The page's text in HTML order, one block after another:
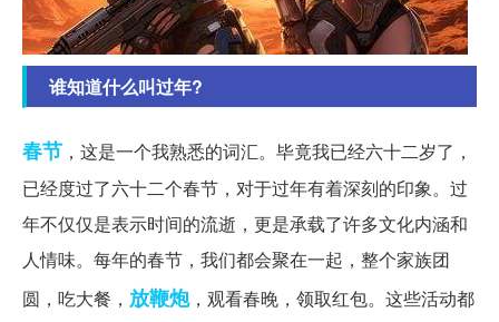
谁知道什么叫过年?
春节 ，这是一个我熟悉的词汇。毕竟我已经六十二岁了，
已经度过了六十二个春节，对于过年有着深刻的印象。过
年不仅仅是表示时间的流逝，更是承载了许多文化内涵和
人情味。每年的春节，我们都会聚在一起，整个家族团
圆，吃大餐， 放鞭炮，观看春晚，领取红包。这些活动都